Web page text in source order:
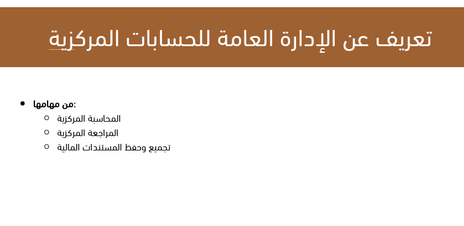
تعريف عن الإدارة العامة للحسابات المركزية
من مهامها:
المحاسبة المركزية
المراجعة المركزية
تجميع وحفظ المستندات المالية